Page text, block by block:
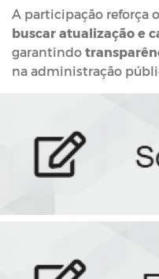
A participação reforça
buscar atualização e
garantindo
na administração